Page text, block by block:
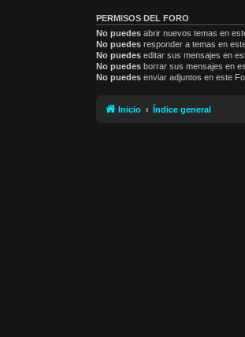
PERMISOS DEL FORO
No puedes abrir nuevos temas en
No puedes responder a temas en
No puedes editar sus mensajes en
No puedes borrar sus mensajes en
No puedes enviar adjuntos en este
Inicio Índice general